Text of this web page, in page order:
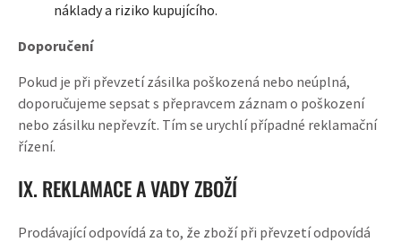
náklady a riziko kupujícího.
Doporučení
Pokud je při převzetí zásilka poškozená nebo neúplná,
doporučujeme sepsat s přepravcem záznam o poškození
nebo zásilku nepřevzít. Tím se urychlí případné reklamační
řízení.
IX. REKLAMACE A VADY ZBOŽÍ
Prodávající odpovídá za to, že zboží při převzetí odpovídá